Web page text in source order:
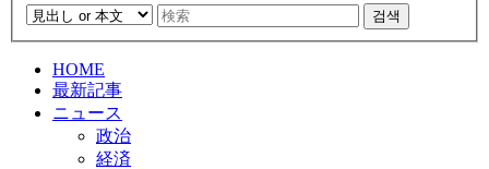
검색
HOME
最新記事
ニュース
政治
経済